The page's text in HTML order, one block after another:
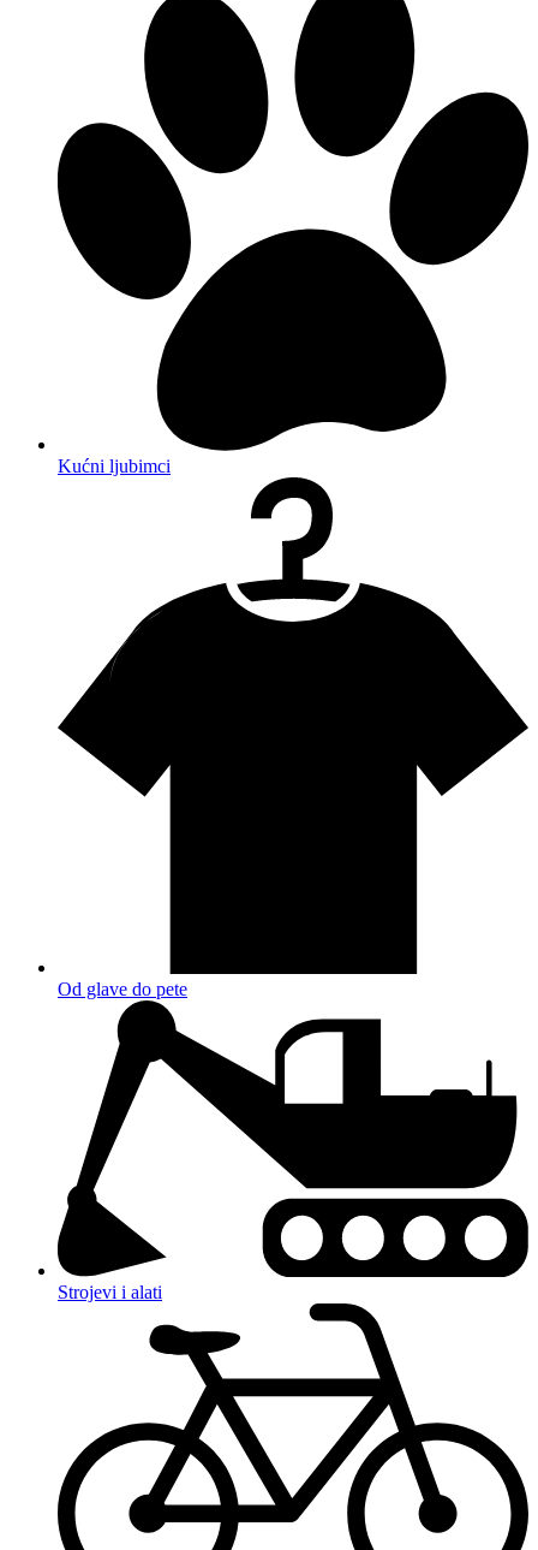
Kućni ljubimci
Od glave do pete
Strojevi i alati